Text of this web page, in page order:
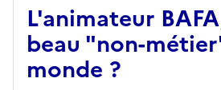
L'animateur
beau "non-
monde ?